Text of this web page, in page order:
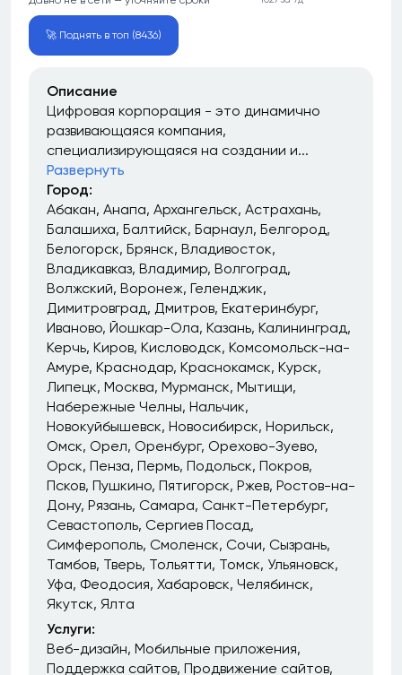
🚀 Поднять в топ (8436)
Описание
Цифровая корпорация - это динамично
развивающаяся компания,
специализирующаяся на создании и...
Развернуть
Город:
Абакан Анапа Архангельск Астрахань
Балашиха Балтийск Барнаул Белгород
Белогорск Брянск Владивосток
Владикавказ Владимир Волгоград
Волжский Воронеж Геленджик
Димитровград Дмитров Екатеринбург
Иваново Йошкар-Ола Казань Калининград
Керчь Киров Кисловодск Комсомольск-на-
Амуре Краснодар Краснокамск Курск
Липецк Москва Мурманск Мытищи
Набережные Челны Нальчик
Новокуйбышевск Новосибирск Норильск
Омск Орел Оренбург Орехово-Зуево
Орск Пенза Пермь Подольск Покров
Псков Пушкино Пятигорск Ржев Ростов-на-
Дону Рязань Самара Санкт-Петербург
Севастополь Сергиев Посад
Симферополь Смоленск Сочи Сызрань
Тамбов Тверь Тольятти Томск Ульяновск
Уфа Феодосия Хабаровск Челябинск
Якутск Ялта
Услуги:
Веб-дизайн Мобильные приложения
Поддержка сайтов Продвижение сайтов